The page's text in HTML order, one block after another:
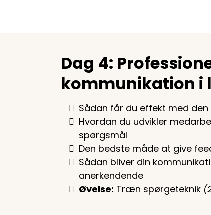
Dag 4:
kommunikation i
Sådan får du effekt med
Hvordan du udvikler
spørgsmål
Den bedste måde at give
Sådan bliver din
anerkendende
Øvelse: Træn spørgeteknik